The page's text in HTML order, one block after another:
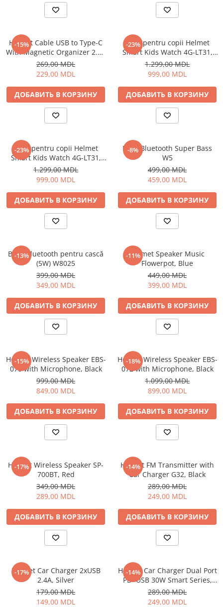
-15%
Helmet Cable USB to Type-C
With Magnetic Organizer 2.1A
1m, White
269,00 MDL
229,00 MDL
ДОБАВИТЬ В КОРЗИНУ
-23%
Ceas pentru copii Helmet
Smart Kids Watch 4G-LT31,
Black
1.299,00 MDL
999,00 MDL
ДОБАВИТЬ В КОРЗИНУ
-23%
Ceas pentru copii Helmet
Smart Kids Watch 4G-LT31,
Blue
1.299,00 MDL
999,00 MDL
ДОБАВИТЬ В КОРЗИНУ
-8%
Boxă Bluetooth Super Bass
W5
499,00 MDL
459,00 MDL
ДОБАВИТЬ В КОРЗИНУ
-13%
Boxă Bluetooth pentru cască
(5W) W8025
399,00 MDL
349,00 MDL
ДОБАВИТЬ В КОРЗИНУ
-11%
Helmet Speaker Music
Flowerpot, Blue
449,00 MDL
399,00 MDL
ДОБАВИТЬ В КОРЗИНУ
-15%
Helmet Wireless Speaker EBS-
070 with Microphone, Black
999,00 MDL
849,00 MDL
ДОБАВИТЬ В КОРЗИНУ
-18%
Helmet Wireless Speaker EBS-
072 with Microphone, Black
1.099,00 MDL
899,00 MDL
ДОБАВИТЬ В КОРЗИНУ
-17%
Helmet Wireless Speaker SP-
700BT, Red
349,00 MDL
289,00 MDL
ДОБАВИТЬ В КОРЗИНУ
-14%
Helmet FM Transmitter with
Car Charger G32, Black
289,00 MDL
249,00 MDL
ДОБАВИТЬ В КОРЗИНУ
-17%
Helmet Car Charger 2xUSB
2.4A, Silver
179,00 MDL
149,00 MDL
-14%
Helmet Car Charger Dual Port
PD+USB 30W Smart Series,
Black
289,00 MDL
249,00 MDL